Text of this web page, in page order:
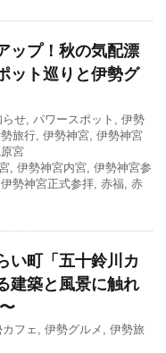
ップ！秋の気配漂
ット巡りと伊勢グ
らせ, パワースポット , 伊勢
旅行, 伊勢神宮, 伊勢神宮
宮
, 伊勢神宮内宮, 伊勢神宮参
伊勢神宮正式参拝, 赤福, 赤
い町「五十鈴川カ
建築と風景に触れ
フェ, 伊勢グルメ , 伊勢旅